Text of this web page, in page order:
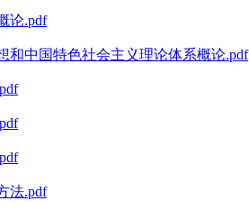
论.pdf
和中国特色社会主义理论体系概论.pdf
法.pdf